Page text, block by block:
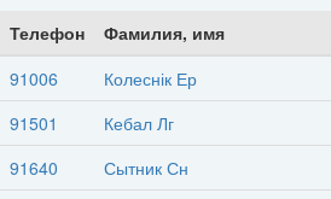
Телефон
Фамилия, имя
91006
Колеснік Ер
91501
Кебал Лг
91640
Сытник Сн